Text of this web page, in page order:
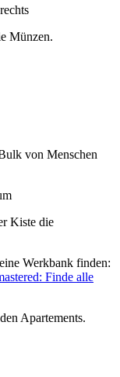
Münzen.
von Menschen
Kiste die
Werkbank finden:
Finde alle
Apartements.